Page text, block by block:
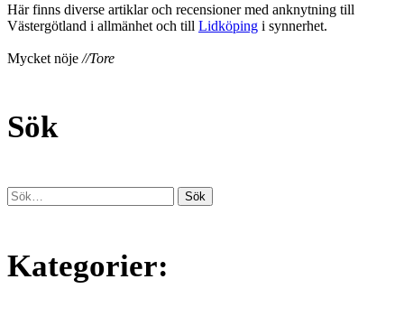
Här finns diverse artiklar och recensioner med anknytning till
Västergötland i allmänhet och till Lidköping i synnerhet.
Mycket nöje //Tore
Sök
Kategorier: